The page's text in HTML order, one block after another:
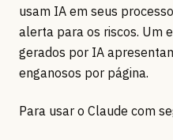
usam IA em seus
alerta para os riscos. Um
gerados por IA
enganosos por página.
Para usar o Claude com